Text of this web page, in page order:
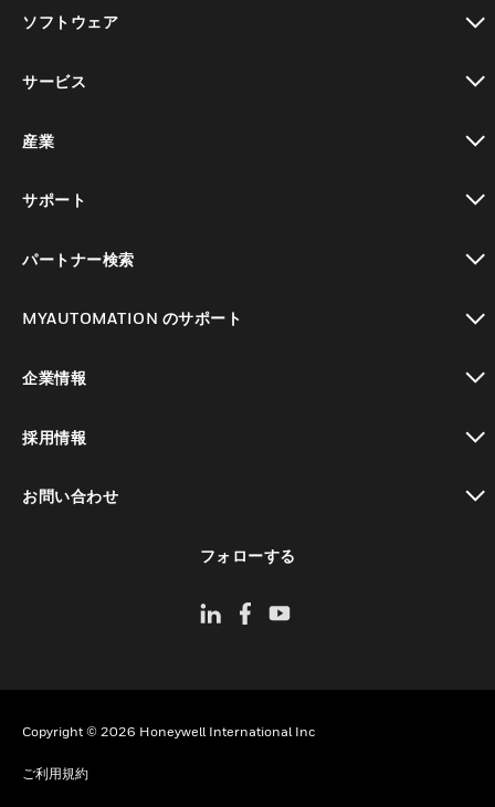
ソフトウェア
サービス
産業
サポート
パートナー検索
MYAUTOMATION のサポート
企業情報
採用情報
お問い合わせ
フォローする
Copyright © 2026 Honeywell International Inc
ご利用規約